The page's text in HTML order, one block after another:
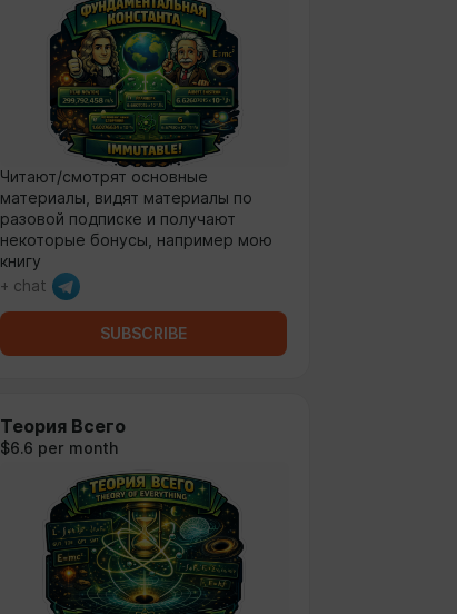
Читают/смотрят основные
материалы, видят материалы по
разовой подписке и получают
некоторые бонусы, например мою
книгу
+ chat
SUBSCRIBE
Теория Всего
$6.6 per month